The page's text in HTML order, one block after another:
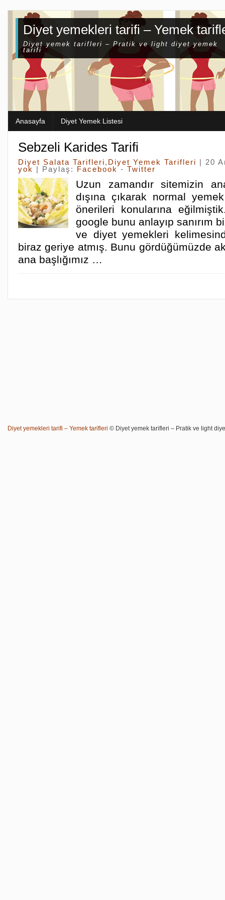
Diyet yemekleri tarifi – Yemek
Diyet yemek tarifleri – Pratik ve light diyet yemek
tarifi
Anasayfa Diyet Yemek Listesi
Sebzeli Karides Tarifi
Diyet Salata Tarifleri, Diyet Yemek Tarifleri
| 20
yok
| Paylaş: Facebook - Twitter
Uzun zamandır sitemizin
dışına çıkarak normal
önerileri konularına
google bunu anlayıp sanırım
ve diyet yemekleri
biraz geriye atmış. Bunu gördüğümüzde
ana başlığımız …
Diyet yemekleri tarifi – Yemek tarifleri © Diyet yemek tarifleri – Pratik ve light